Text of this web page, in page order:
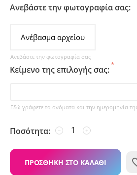
Ανεβάστε την φωτογραφία σας:
Ανέβασμα αρχείου
Ανεβάστε την φωτογραφία σας
Κείμενο της επιλογής σας:
Εδώ γράφετε τα ονόματα και την ημερομηνία
Ποσότητα: +
−
ΠΡΟΣΘΉΚΗ ΣΤΟ ΚΑΛΆΘΙ